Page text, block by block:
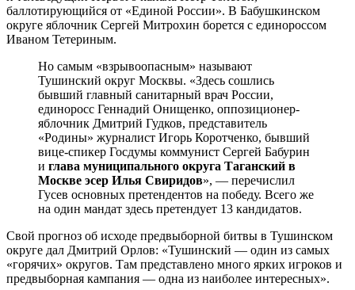
баллотирующийся от «Единой России». В Бабушкинском
округе яблочник Сергей Митрохин борется с единороссом
Иваном Тетериным.
Но самым «взрывоопасным» называют
Тушинский округ Москвы. «Здесь сошлись
бывший главный санитарный врач России,
единоросс Геннадий Онищенко, оппозиционер-
яблочник Дмитрий Гудков, представитель
«Родины» журналист Игорь Коротченко, бывший
вице-спикер Госдумы коммунист Сергей Бабурин
и глава муниципального округа Таганский в
Москве эсер Илья Свиридов», — перечислил
Гусев основных претендентов на победу. Всего же
на один мандат здесь претендует 13 кандидатов.
Свой прогноз об исходе предвыборной битвы в Тушинском
округе дал Дмитрий Орлов: «Тушинский — один из самых
«горячих» округов. Там представлено много ярких игроков и
предвыборная кампания — одна из наиболее интересных».